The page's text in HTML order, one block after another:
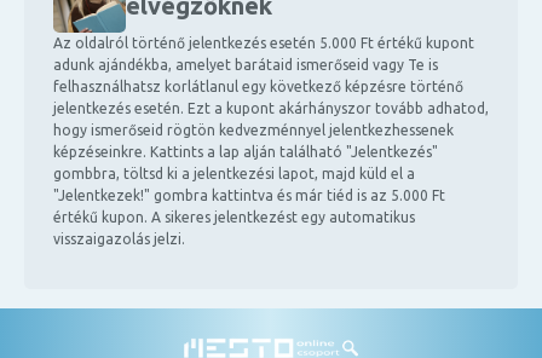
Az oldalról történő jelentkezés esetén 5.000 Ft értékű kupont
adunk ajándékba, amelyet barátaid ismerőseid vagy Te is
felhasználhatsz korlátlanul egy következő képzésre történő
jelentkezés esetén. Ezt a kupont akárhányszor tovább adhatod,
hogy ismerőseid rögtön kedvezménnyel jelentkezhessenek
képzéseinkre. Kattints a lap alján található "Jelentkezés"
gombbra, töltsd ki a jelentkezési lapot, majd küld el a
"Jelentkezek!" gombra kattintva és már tiéd is az 5.000 Ft
értékű kupon. A sikeres jelentkezést egy automatikus
visszaigazolás jelzi.